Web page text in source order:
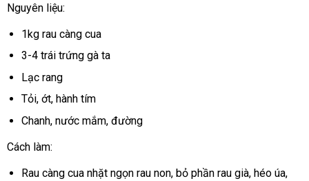
Nguyên liệu:
1kg rau càng cua
3-4 trái trứng gà ta
Lạc rang
Tỏi, ớt, hành tím
Chanh, nước mắm, đường
Cách làm:
Rau càng cua nhặt ngọn rau non, bỏ phần rau già, héo úa,